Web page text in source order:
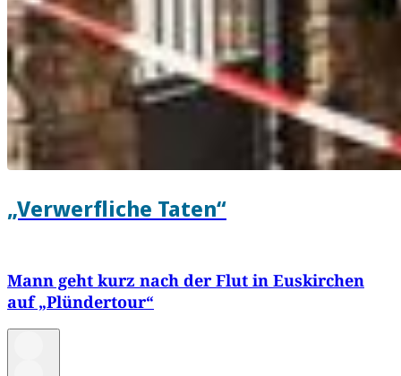
„Verwerfliche Taten“
Mann geht kurz nach der Flut in Euskirchen
auf „Plündertour“